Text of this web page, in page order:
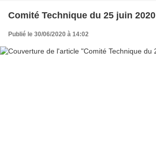
Comité Technique du 25 juin 2020
Publié le 30/06/2020 à 14:02